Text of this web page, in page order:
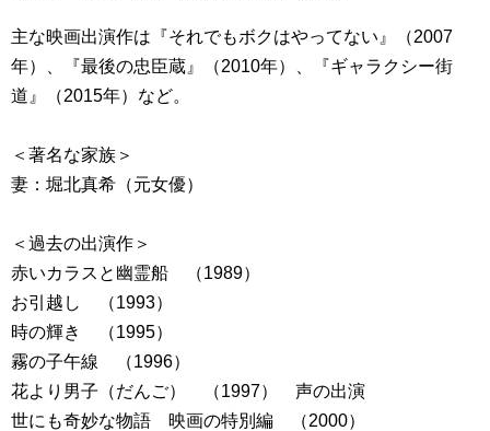
主な映画出演作は『それでもボクはやってない』（2007
年）、『最後の忠臣蔵』（2010年）、『ギャラクシー街
道』（2015年）など。
＜著名な家族＞
妻：堀北真希（元女優）
＜過去の出演作＞
赤いカラスと幽霊船 （1989）
お引越し （1993）
時の輝き （1995）
霧の子午線 （1996）
花より男子（だんご） （1997） 声の出演
世にも奇妙な物語 映画の特別編 （2000）